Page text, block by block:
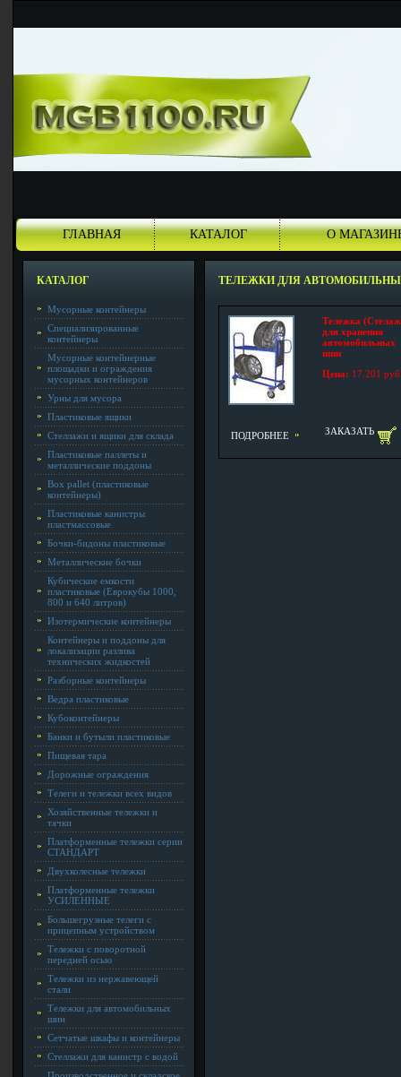
ГЛАВНАЯ КАТАЛОГ О
КАТАЛОГ
Мусорные контейнеры
Специализированные
контейнеры
Мусорные контейнерные
площадки и ограждения
мусорных контейнеров
Урны для мусора
Пластиковые ящики
Стеллажи и ящики для склада
Пластиковые паллеты и
металлические поддоны
Box pallet (пластиковые
контейнеры)
Пластиковые канистры
пластмассовые
Бочки-бидоны пластиковые
Металлические бочки
Кубические емкости
пластиковые (Еврокубы 1000,
800 и 640 литров)
Изотермические контейнеры
Контейнеры и поддоны для
локализации разлива
технических жидкостей
Разборные контейнеры
Ведра пластиковые
Кубоконтейнеры
Банки и бутыли пластиковые
Пищевая тара
Дорожные ограждения
Телеги и тележки всех видов
Хозяйственные тележки и
тачки
Платформенные тележки серии
СТАНДАРТ
Двухколесные тележки
Платформенные тележки
УСИЛЕННЫЕ
Большегрузные телеги с
прицепным устройством
Тележки с поворотной
передней осью
Тележки из нержавеющей
стали
Тележки для автомобильных
шин
Сетчатые шкафы и контейнеры
Стеллажи для канистр с водой
ТЕЛЕЖКИ ДЛЯ
Тележка
для хранения
автомобильных
шин
Цена: 17.201
ПОДРОБНЕЕ ЗАКАЗАТЬ